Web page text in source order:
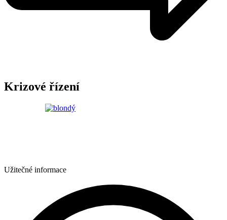
Krizové řízení
Užitečné informace